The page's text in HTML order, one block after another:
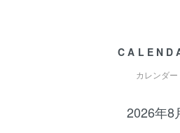
カレンダー
2026年8